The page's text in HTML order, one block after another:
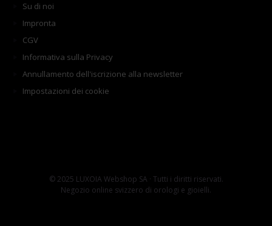
Su di noi
Impronta
CGV
Informativa sulla Privacy
Annullamento dell'iscrizione alla newsletter
Impostazioni dei cookie
© 2025 LUXOIA Webshop SA · Tutti i diritti riservati.
Negozio online svizzero di orologi e gioielli.